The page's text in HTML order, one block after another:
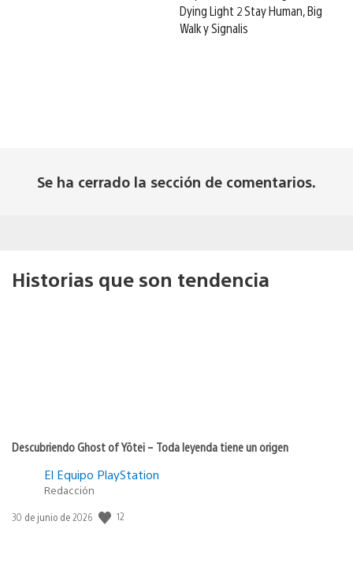
Dying Light 2 Stay Human, Big
Walk y Signalis
Se ha cerrado la sección de comentarios.
Historias que son tendencia
Descubriendo Ghost of Yōtei – Toda leyenda tiene un origen
El Equipo PlayStation
Redacción
Fecha
30 de junio de 2026 12